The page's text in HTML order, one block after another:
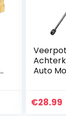
Auto
€28.99